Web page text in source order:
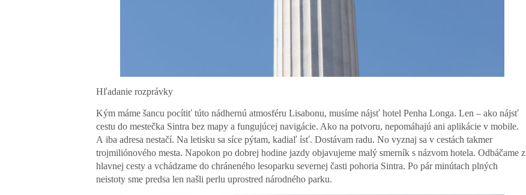
Hľadanie rozprávky
Kým máme šancu pocítiť túto nádhernú atmosféru Lisabonu, musíme nájsť hotel Penha Longa. Len – ako nájsť
cestu do mestečka Sintra bez mapy a fungujúcej navigácie. Ako na potvoru, nepomáhajú ani aplikácie v mobile.
A iba adresa nestačí. Na letisku sa síce pýtam, kadiaľ ísť. Dostávam radu. No vyznaj sa v cestách takmer
trojmiliónového mesta. Napokon po dobrej hodine jazdy objavujeme malý smerník s názvom hotela. Odbáčame z
hlavnej cesty a vchádzame do chráneného lesoparku severnej časti pohoria Sintra. Po pár minútach plných
neistoty sme predsa len našli perlu uprostred národného parku.